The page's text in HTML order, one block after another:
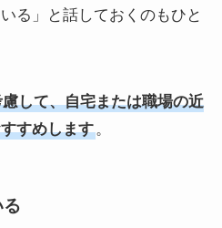
る」と話しておくのもひと
して、自宅または職場の近
すめします。